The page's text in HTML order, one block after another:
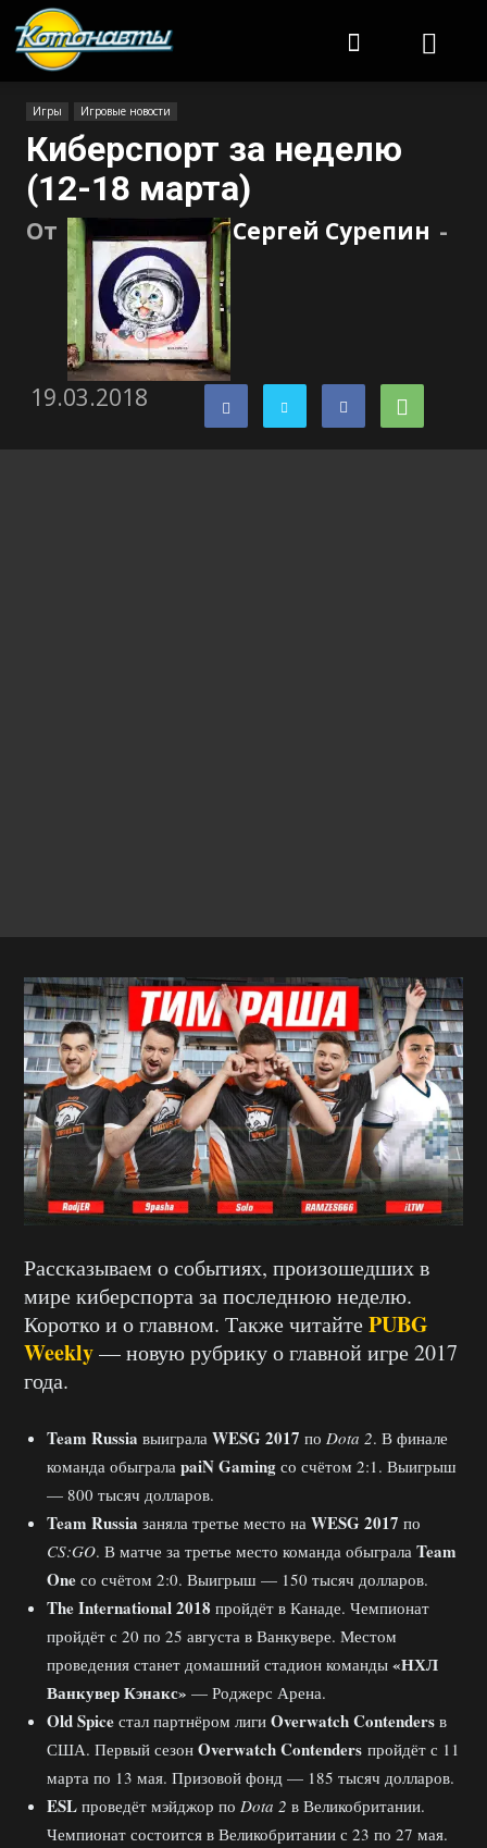
Игры Игровые новости
Киберспорт за неделю
(12-18 марта)
От Сергей Сурепин -
19.03.2018
Рассказываем о событиях, произошедших в
мире киберспорта за последнюю неделю.
Коротко и о главном. Также читайтеPUBG
Weekly— новую рубрику о главной игре 2017
года.
Team Russia выиграла WESG 2017 по Dota 2. В финале
команда обыграла paiN Gaming со счётом 2:1. Выигрыш
— 800 тысяч долларов.
Team Russia заняла третье место на WESG 2017 по
CS:GO. В матче за третье место команда обыграла Team
One со счётом 2:0. Выигрыш — 150 тысяч долларов.
The International 2018 пройдёт в Канаде. Чемпионат
пройдёт с 20 по 25 августа в Ванкувере. Местом
проведения станет домашний стадион команды «НХЛ
Ванкувер Кэнакс» — Роджерс Арена.
Old Spice стал партнёром лиги Overwatch Contenders в
США. Первый сезон Overwatch Contenders пройдёт с 11
марта по 13 мая. Призовой фонд — 185 тысяч долларов.
ESL проведёт мэйджор по Dota 2 в Великобритании.
Чемпионат состоится в Великобритании с 23 по 27 мая.